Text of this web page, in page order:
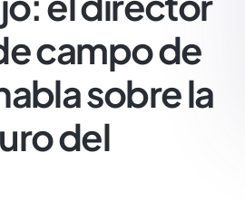
campo de
sobre la
del